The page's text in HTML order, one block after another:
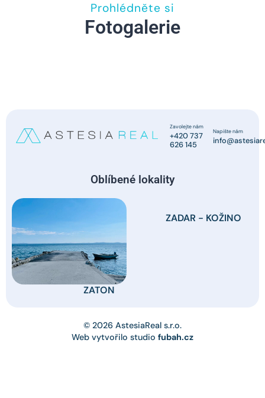
Prohlédněte si
Fotogalerie
Zavolejte nám
+420 737
626 145
Napište nám
Oblíbené lokality
ZATON
ZADAR - KOŽINO
© 2026 AstesiaReal s.r.o.
Web vytvořilo studio fubah.cz